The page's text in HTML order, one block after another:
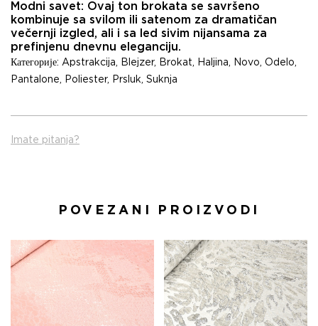
Modni savet: Ovaj ton brokata se savršeno
kombinuje sa svilom ili satenom za dramatičan
večernji izgled, ali i sa led sivim nijansama za
prefinjenu dnevnu eleganciju.
Категорије: Apstrakcija, Blejzer, Brokat, Haljina, Novo, Odelo,
Pantalone, Poliester, Prsluk, Suknja
Imate pitanja?
POVEZANI PROIZVODI